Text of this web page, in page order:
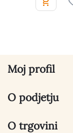
Moj profil
O podjetju
O trgovini